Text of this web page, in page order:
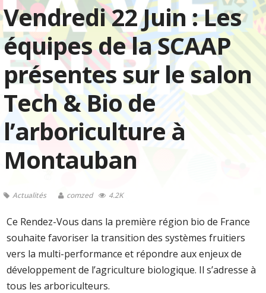
Vendredi 22 Juin : Les
équipes de la SCAAP
présentes sur le salon
Tech & Bio de
l’arboriculture à
Montauban
Actualités comzed 4.2K
Ce Rendez-Vous dans la première région bio de France
souhaite favoriser la transition des systèmes fruitiers
vers la multi-performance et répondre aux enjeux de
développement de l’agriculture biologique. Il s’adresse à
tous les arboriculteurs.